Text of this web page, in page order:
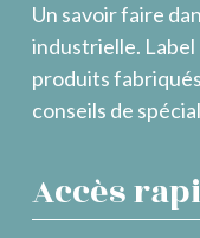
Un savoir faire
industrielle.
produits
conseils de
Accès